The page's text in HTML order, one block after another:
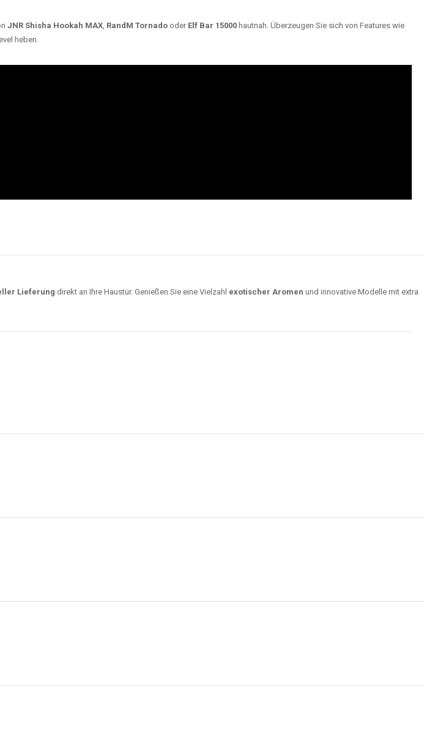
JNR Shisha Hookah MAX, RandM Tornado oder Elf Bar 15000 hautnah. Überzeugen Sie sich von Features wie
heben.
Lieferung direkt an Ihre Haustür. Genießen Sie eine Vielzahl exotischer Aromen und innovative Modelle mit extra